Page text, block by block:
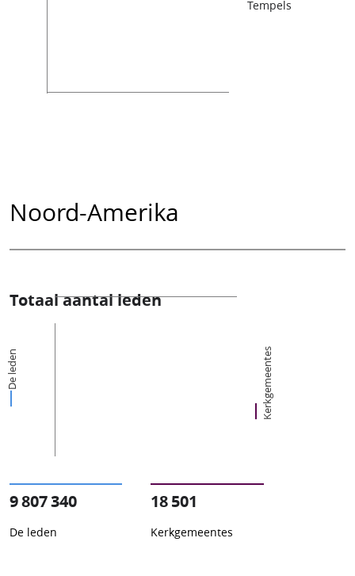
Tempels
Noord-Amerika
Totaal aantal leden
De leden Kerkgemeentes
9 807 340
De leden
18 501
Kerkgemeentes